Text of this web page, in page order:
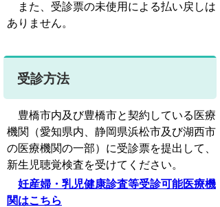
また、受診票の未使用による払い戻しは
ありません。
受診方法
豊橋市内及び豊橋市と契約している医療
機関（愛知県内、静岡県浜松市及び湖西市
の医療機関の一部）に受診票を提出して、
新生児聴覚検査を受けてください。
妊産婦・乳児健康診査等受診可能医療機
関はこちら